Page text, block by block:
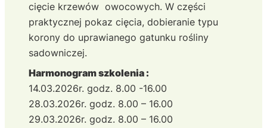
cięcie krzewów owocowych. W części
praktycznej pokaz cięcia, dobieranie typu
korony do uprawianego gatunku rośliny
sadowniczej.
Harmonogram szkolenia :
14.03.2026r. godz. 8.00 -16.00
28.03.2026r. godz. 8.00 – 16.00
29.03.2026r. godz. 8.00 – 16.00